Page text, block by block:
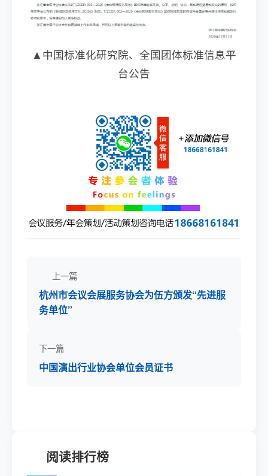
▲中国标准化研究院、全国团体标准信息平
台公告
上一篇
杭州市会议会展服务协会为伍方颁发“先进服
务单位”
下一篇
中国演出行业协会单位会员证书
阅读排行榜